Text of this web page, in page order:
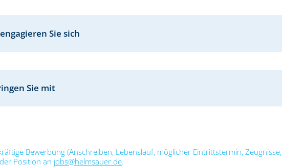
Sie sich
Sie mit
Bewerbung (Anschreiben, Lebenslauf, möglicher Eintrittstermin, Zeugnisse,
Position an jobs@helmsauer.de.